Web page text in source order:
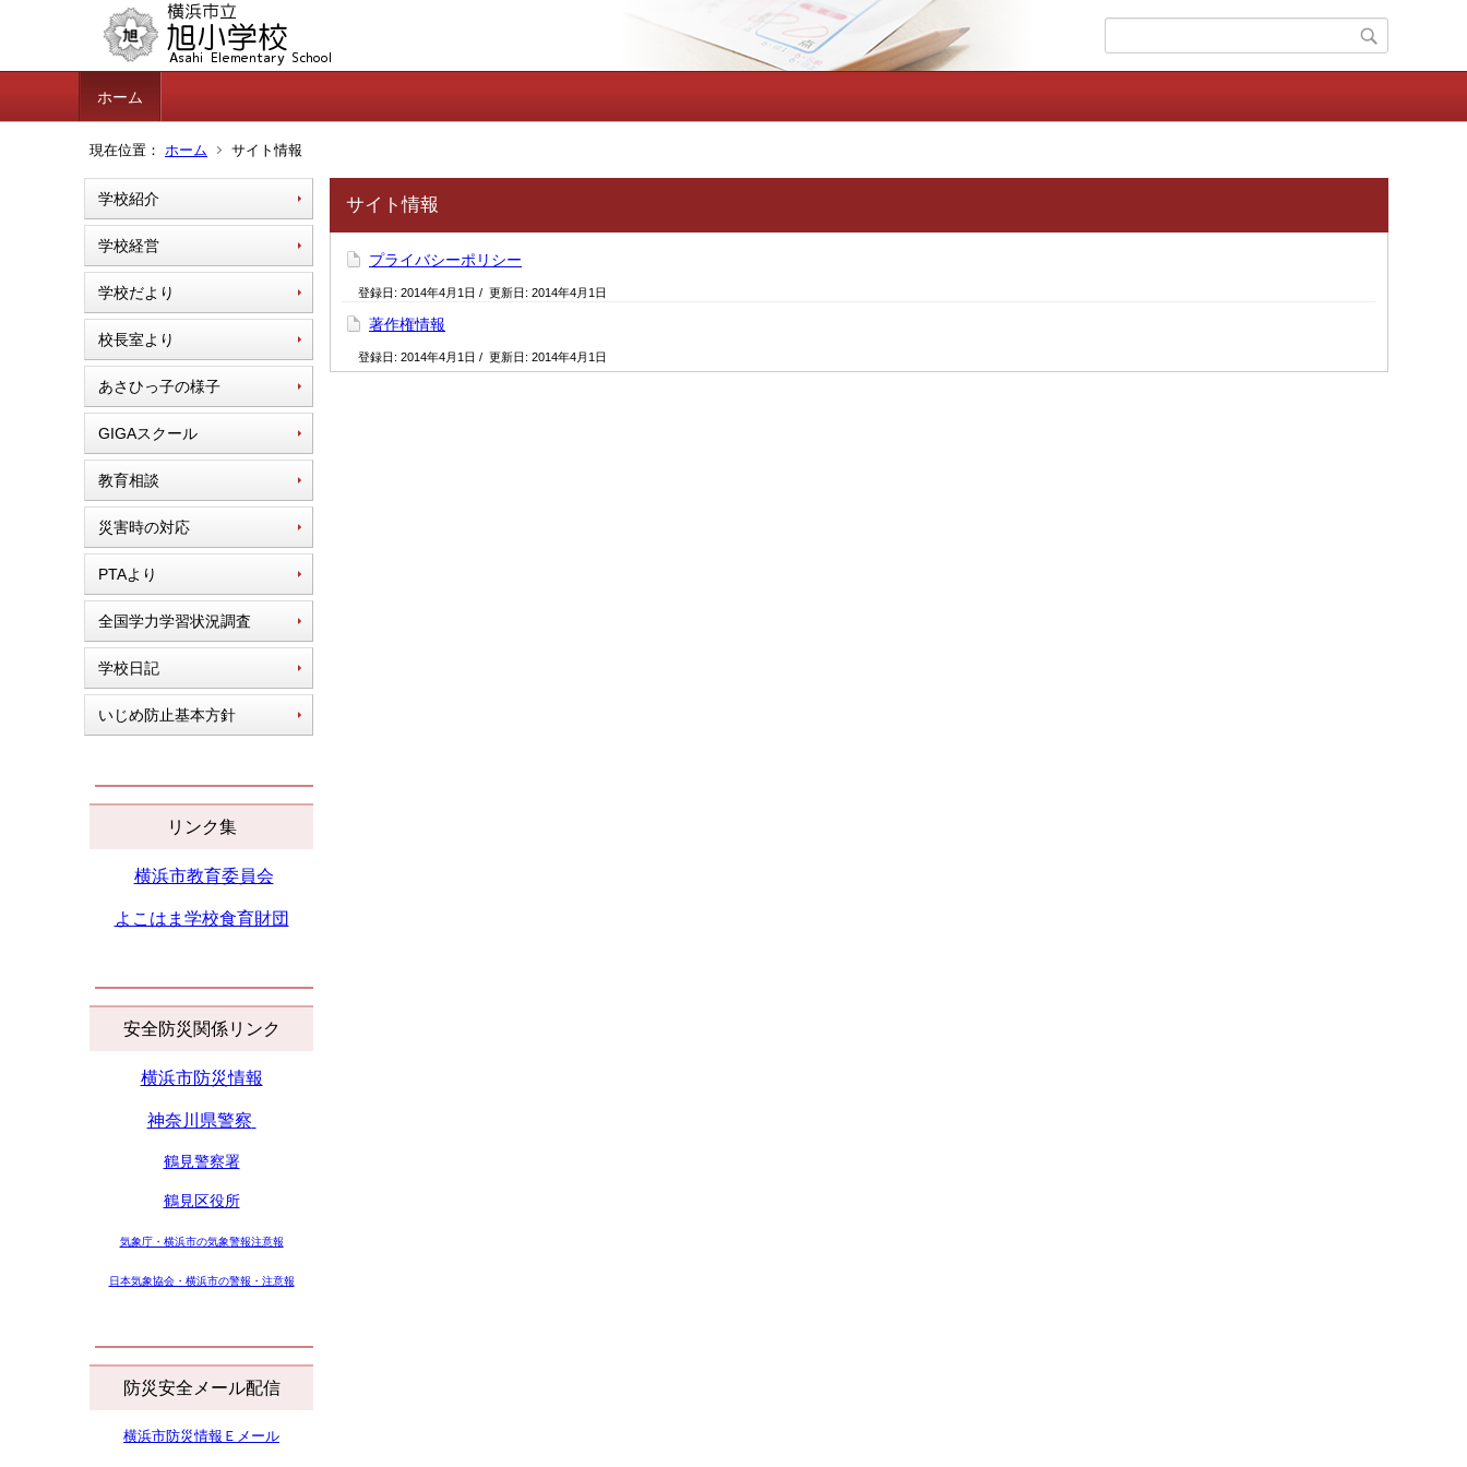
ホーム
現在位置： ホーム サイト情報
学校紹介
学校経営
学校だより
校長室より
あさひっ子の様子
GIGAスクール
教育相談
災害時の対応
PTAより
全国学力学習状況調査
学校日記
いじめ防止基本方針
リンク集
横浜市教育委員会
よこはま学校食育財団
安全防災関係リンク
横浜市防災情報
神奈川県警察
鶴見警察署
鶴見区役所
気象庁・横浜市の気象警報注意報
日本気象協会・横浜市の警報・注意報
防災安全メール配信
横浜市防災情報Ｅメール
サイト情報
プライバシーポリシー
登録日: 2014年4月1日 / 更新日: 2014年4月1日
著作権情報
登録日: 2014年4月1日 / 更新日: 2014年4月1日